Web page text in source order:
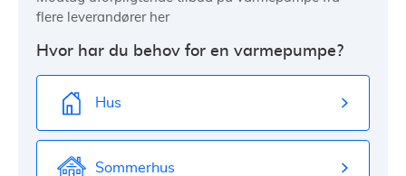
flere leverandører her
Hvor har du behov for en varmepumpe?
Hus
Sommerhus